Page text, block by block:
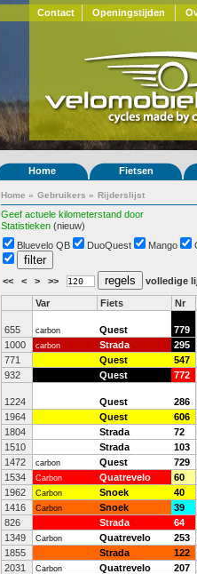
Contact Openingstijden
Home Fietsen
Home » Gebruikers » Rijderslijst
Geef actuele kilometerstand door
Statistieken (nieuw)
Bluevelo QB DuoQuest Mango
<< < > >> volledige
Var Fiets Nr
655 carbon Quest 779
1000
carbon Strada 295
771
Quest 547
932
Quest 772
1224 Quest 286
1964
Quest 606
1804
Strada 72
1510
Strada 103
1472
carbon Quest 729
1534
Carbon Quatrevelo 60
1962
Carbon Snoek 40
1416
Carbon Snoek 39
826
Strada 64
1349
Carbon Quatrevelo 253
1855
Strada 122
2031
Carbon Quatrevelo 207